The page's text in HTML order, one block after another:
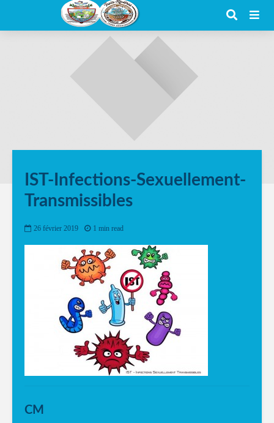
IST-Infections-Sexuellement-
Transmissibles
26 février 2019 1 min read
CM